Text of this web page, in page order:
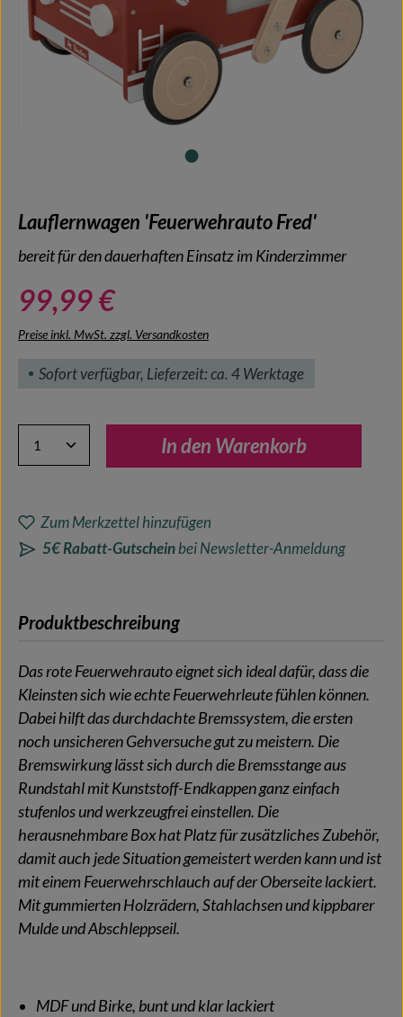
Lauflernwagen 'Feuerwehrauto Fred'
bereit für den dauerhaften Einsatz im Kinderzimmer
99,99 €
Preise inkl. MwSt. zzgl. Versandkosten
Sofort verfügbar, Lieferzeit: ca. 4 Werktage
Produkt Anzahl: Gib den gewünschten Wert ein oder
In den Warenkorb
Zum Merkzettel hinzufügen
5€ Rabatt-Gutscheinbei Newsletter-Anmeldung
Produktbeschreibung
Das rote Feuerwehrauto eignet sich ideal dafür, dass die
Kleinsten sich wie echte Feuerwehrleute fühlen können.
Dabei hilft das durchdachte Bremssystem, die ersten
noch unsicheren Gehversuche gut zu meistern. Die
Bremswirkung lässt sich durch die Bremsstange aus
Rundstahl mit Kunststoff-Endkappen ganz einfach
stufenlos und werkzeugfrei einstellen. Die
herausnehmbare Box hat Platz für zusätzliches Zubehör,
damit auch jede Situation gemeistert werden kann und ist
mit einem Feuerwehrschlauch auf der Oberseite lackiert.
Mit gummierten Holzrädern, Stahlachsen und kippbarer
Mulde und Abschleppseil.
MDF und Birke, bunt und klar lackiert